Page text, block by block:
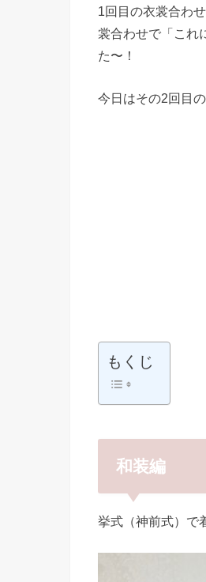
1回目の衣裳合わ
裳合わせで「これ
た〜！
今日はその2回目
もくじ
和装編
挙式（神前式）で